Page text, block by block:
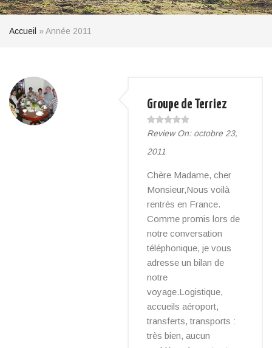
Accueil »Année 2011
Groupe de Terriez
Review On: octobre 23,
2011
Chère Madame, cher
Monsieur,Nous voilà
rentrés en France.
Comme promis lors de
notre conversation
téléphonique, je vous
adresse un bilan de
notre
voyage.Logistique,
accueils aéroport,
transferts, transports :
très bien, aucun